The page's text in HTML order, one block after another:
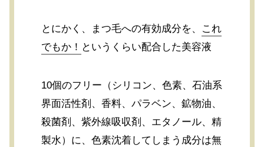
とにかく、まつ毛への有効成分を、 これ
でもか！ というくらい配合した美容液
10個のフリー（シリコン、色素、石油系
界面活性剤、香料、パラベン、鉱物油、
殺菌剤、紫外線吸収剤、エタノール、精
製水）に、色素沈着してしまう成分は無